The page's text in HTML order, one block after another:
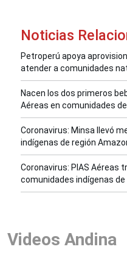
Noticias
Petroperú apoya
atender a comunidades
Nacen los dos primeros
Aéreas en comunidades
Coronavirus: Minsa llevó
indígenas de región
Coronavirus: PIAS Aéreas
comunidades indígenas de
Videos Andina